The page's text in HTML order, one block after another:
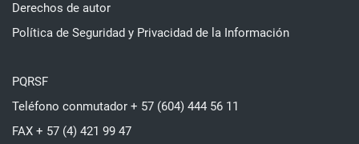
Derechos de autor
Política de Seguridad y Privacidad de la Información
PQRSF
Teléfono conmutador + 57 (604) 444 56 11
FAX + 57 (4) 421 99 47